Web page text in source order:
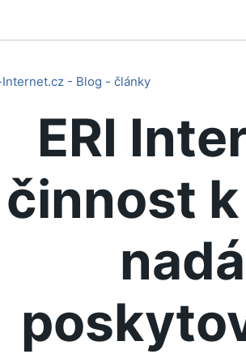
- Blog - články
ERI
činnost k